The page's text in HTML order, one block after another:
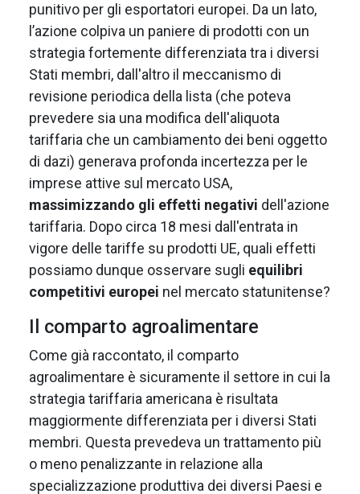
punitivo per gli esportatori europei. Da un lato,
l’azione colpiva un paniere di prodotti con un
strategia fortemente differenziata tra i diversi
Stati membri, dall'altro il meccanismo di
revisione periodica della lista (che poteva
prevedere sia una modifica dell'aliquota
tariffaria che un cambiamento dei beni oggetto
di dazi) generava profonda incertezza per le
imprese attive sul mercato USA,
massimizzando gli effetti negativi dell'azione
tariffaria. Dopo circa 18 mesi dall'entrata in
vigore delle tariffe su prodotti UE, quali effetti
possiamo dunque osservare sugli equilibri
competitivi europei nel mercato statunitense?
Il comparto agroalimentare
Come già raccontato, il comparto
agroalimentare è sicuramente il settore in cui la
strategia tariffaria americana è risultata
maggiormente differenziata per i diversi Stati
membri. Questa prevedeva un trattamento più
o meno penalizzante in relazione alla
specializzazione produttiva dei diversi Paesi e